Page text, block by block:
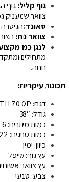
גוף קליל:גוף
צוואר שמעניק
סאונד:הגיטרה
צוואר נוח:
לנגן כמו
מתחילים
נוחה.
תכונות עיקריות:
דגם: EARTH 70 OP
גודל: 38″
כמות מיתרים: 6 (מתכת)
כמות סריגים: 22
כיוון: ימין
עץ גוף: מייפל
עץ צוואר: אשוחית
צבע: טבעי